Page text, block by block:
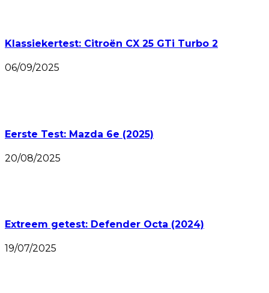
Klassiekertest: Citroën CX 25 GTi Turbo 2
06/09/2025
Eerste Test: Mazda 6e (2025)
20/08/2025
Extreem getest: Defender Octa (2024)
19/07/2025